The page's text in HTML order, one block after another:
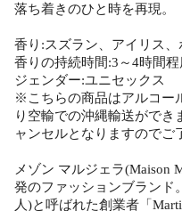
落ち着きのひと時を再現。
香り:スズラン、アイリス、
香りの持続時間:3～4時間
ジェンダー:ユニセックス
※こちらの商品はアルコー
り空輸での沖縄輸送ができ
ャンセルとなりますのでご
メゾン マルジェラ(Maison
発のファッションブランド
人)と呼ばれた創業者「